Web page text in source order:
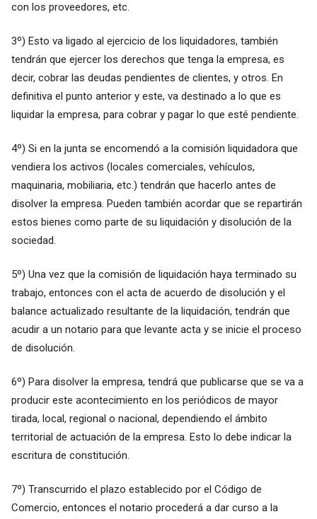
con los proveedores, etc.
3º) Esto va ligado al ejercicio de los liquidadores, también
tendrán que ejercer los derechos que tenga la empresa, es
decir, cobrar las deudas pendientes de clientes, y otros. En
definitiva el punto anterior y este, va destinado a lo que es
liquidar la empresa, para cobrar y pagar lo que esté pendiente.
4º) Si en la junta se encomendó a la comisión liquidadora que
vendiera los activos (locales comerciales, vehículos,
maquinaria, mobiliaria, etc.) tendrán que hacerlo antes de
disolver la empresa. Pueden también acordar que se repartirán
estos bienes como parte de su liquidación y disolución de la
sociedad.
5º) Una vez que la comisión de liquidación haya terminado su
trabajo, entonces con el acta de acuerdo de disolución y el
balance actualizado resultante de la liquidación, tendrán que
acudir a un notario para que levante acta y se inicie el proceso
de disolución.
6º) Para disolver la empresa, tendrá que publicarse que se va a
producir este acontecimiento en los periódicos de mayor
tirada, local, regional o nacional, dependiendo el ámbito
territorial de actuación de la empresa. Esto lo debe indicar la
escritura de constitución.
7º) Transcurrido el plazo establecido por el Código de
Comercio, entonces el notario procederá a dar curso a la